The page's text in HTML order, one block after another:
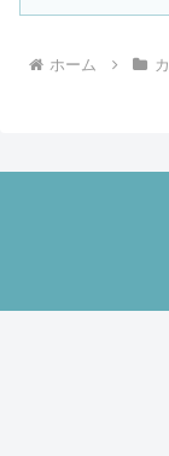
ホーム